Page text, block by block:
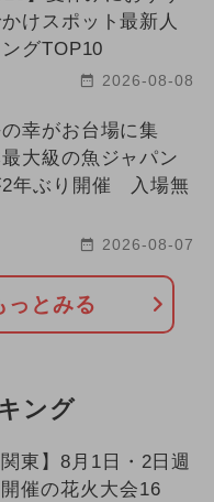
けスポット最新人
グTOP10
2026-08-08
幸がお台場に集
大級の魚ジャパン
2年ぶり開催 入場無
2026-08-07
っとみる
ング
関東】8月1日・2日週
催の花火大会16